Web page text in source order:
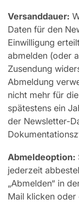
Versanddauer:
Daten für den
Einwilligung
abmelden (oder
Zusendung
Abmeldung
nicht mehr für
spätestens ein
der Newsletter-
Abmeldeoption:
jederzeit
„Abmelden“ in
Mail klicken oder